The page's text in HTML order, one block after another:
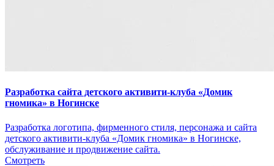
Разработка сайта детского активити-клуба «Домик
гномика» в Ногинске
Разработка логотипа, фирменного стиля, персонажа и сайта
детского активити-клуба «Домик гномика» в Ногинске,
обслуживание и продвижение сайта.
Смотреть